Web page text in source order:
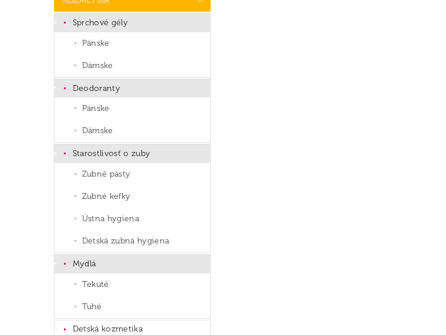
Sprchové gély
Pánske
Dámske
Deodoranty
Pánske
Dámske
Starostlivosť o zuby
Zubné pasty
Zubné kefky
Ústna hygiena
Detská zubná hygiena
Mydlá
Tekuté
Tuhé
Detská kozmetika